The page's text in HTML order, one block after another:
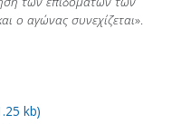
ο αγώνας συνεχίζεται».
kb)